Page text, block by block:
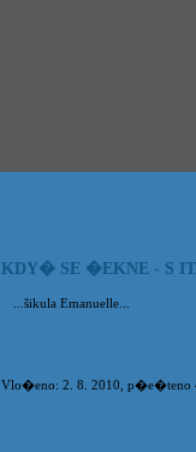
KDY� SE �EKNE - S
...šikula Emanuelle...
Vlo�eno: 2. 8. 2010, p�e�teno